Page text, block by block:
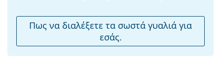
άρθρωση:
Όχι
Αξεσουάρ
Πως να διαλέξετε τα σωστά γυαλιά για
εσάς.